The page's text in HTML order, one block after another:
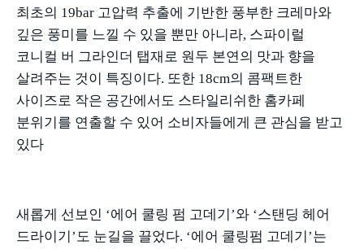
최초의 19bar 고압력 추출에 기반한 풍부한 크레마와
깊은 풍미를 느낄 수 있을 뿐만 아니라, 스파이럴
코니컬 버 그라인더 탭재로 원두 본연의 맛과 향을
살려주는 것이 특징이다. 또한 18cm의 콤팩트한
사이즈로 작은 공간에서도 스타일리쉬한 홈카페
분위기를 연출할 수 있어 소비자들에게 큰 관심을 받고
있다
새롭게 선보인 ‘에어 쿨링 펌 고데기 ’와 ‘스탠딩 헤어
드라이기 ’도 눈길을 끌었다. ‘에어 쿨링펌 고데기 ’는